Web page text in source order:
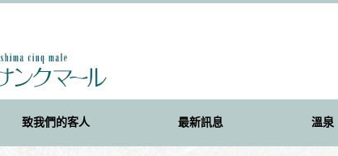
致我們的客人 最新訊息 溫泉